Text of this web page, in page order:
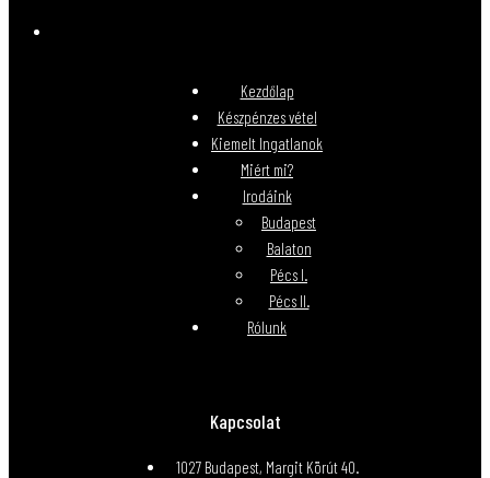
Kezdőlap
Készpénzes vétel
Kiemelt Ingatlanok
Miért mi?
Irodáink
Budapest
Balaton
Pécs I.
Pécs II.
Rólunk
Kapcsolat
1027 Budapest, Margit Körút 40.